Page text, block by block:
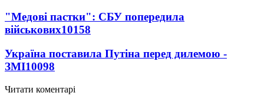
"Медові пастки": СБУ попередила
військових10158
Україна поставила Путіна перед дилемою -
ЗМІ10098
Читати коментарі